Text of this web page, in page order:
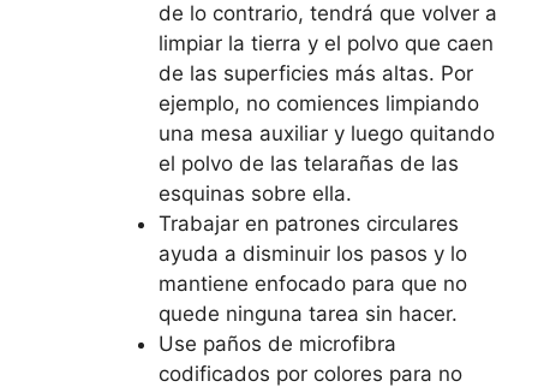
de lo contrario, tendrá que volver a
limpiar la tierra y el polvo que caen
de las superficies más altas. Por
ejemplo, no comiences limpiando
una mesa auxiliar y luego quitando
el polvo de las telarañas de las
esquinas sobre ella.
Trabajar en patrones circulares
ayuda a disminuir los pasos y lo
mantiene enfocado para que no
quede ninguna tarea sin hacer.
Use paños de microfibra
codificados por colores para no